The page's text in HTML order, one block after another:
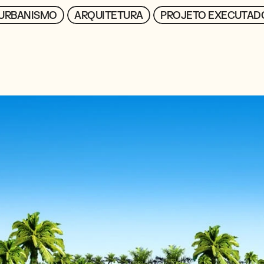
ARQUITETURA
ARQUITETURA PROJETO
PROJETO